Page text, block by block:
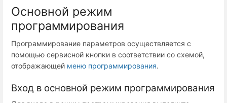
Основной режим
программирования
Программирование параметров осуществляется с
помощью сервисной кнопки в соответствии со схемой,
отображающей меню программирования.
Вход в основной режим программирования